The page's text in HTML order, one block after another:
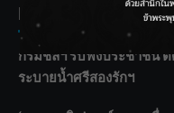
Recent Posts
กรมชลฯ รับฟังประชาชน
ระบายน้ำศรีสองรักฯ